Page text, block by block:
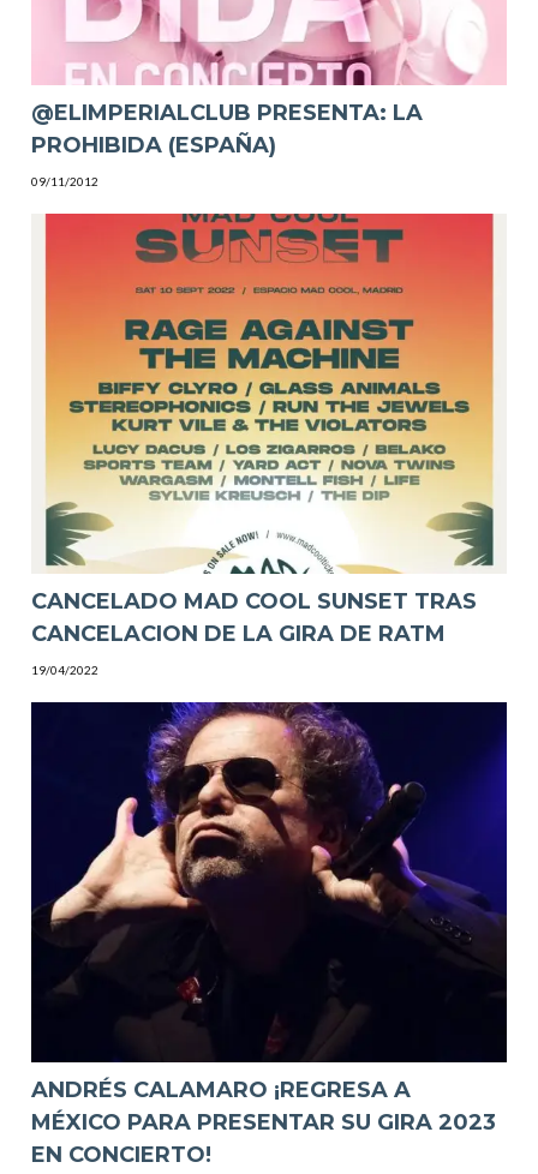
@ELIMPERIALCLUB PRESENTA: LA
09/11/2012
CANCELADO MAD COOL SUNSET TRAS
CANCELACION DE LA GIRA DE RATM
19/04/2022
ANDRÉS CALAMARO ¡REGRESA A
MÉXICO PARA PRESENTAR SU GIRA 2023
EN CONCIERTO!